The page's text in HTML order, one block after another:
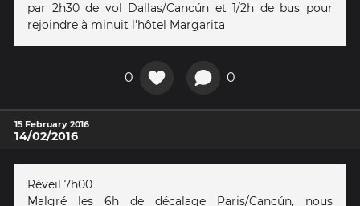
par 2h30 de vol Dallas/Cancún et 1/2h de bus pour
rejoindre à minuit l'hôtel Margarita
0 0
15 February 2016
14/02/2016
Réveil 7h00
Malgré les 6h de décalage Paris/Cancún, nous